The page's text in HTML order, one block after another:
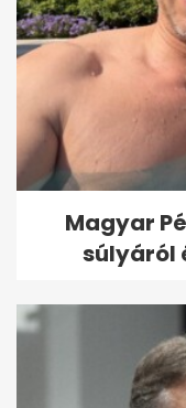
Magyar
súlyáról